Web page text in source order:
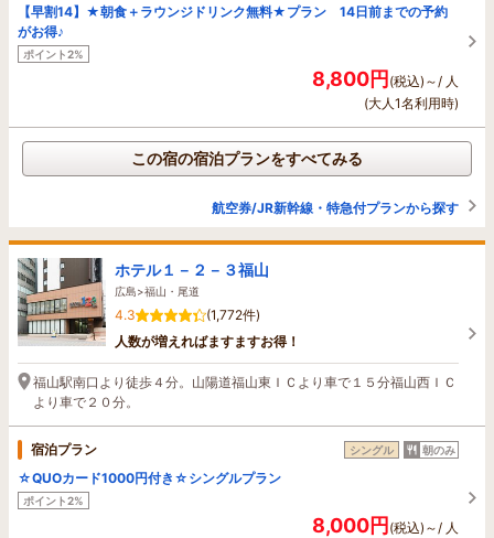
【早割14】★朝食＋ラウンジドリンク無料★プラン 14日前までの予約
がお得♪
ポイント2%
8,800円(税込)～/ 人
(大人1名利用時)
この宿の宿泊プランをすべてみる
航空券/JR新幹線・特急付プランから探す
ホテル１－２－３福山
広島>福山・尾道
4.3
(1,772件)
人数が増えればますますお得！
福山駅南口より徒歩４分。山陽道福山東ＩＣより車で１５分福山西ＩＣ
より車で２０分。
宿泊プラン シングル 朝のみ
☆QUOカード1000円付き☆シングルプラン
ポイント2%
8,000円(税込)～/ 人